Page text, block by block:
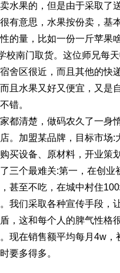
水果的，但是由于采取了
有意思，水果按份卖，基
的量，比如一份一斤苹果
南门取货。 这位师兄每
舍区很近，而且其他的快
且水果又好又便宜，又是
错。
都清楚，做码农久了一身
。加盟某品牌，目标市场:
买设备、原材料，开业策
三个最难关:第一，在创业
甚至不吃，在城中村住100
我们采取各种宣传手段，
，这和每个人的脾气性格
现在销售额平均每月4w，
要多得多。